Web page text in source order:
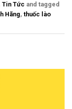
Tin Tức and tagged
Hãng, thuốc lào